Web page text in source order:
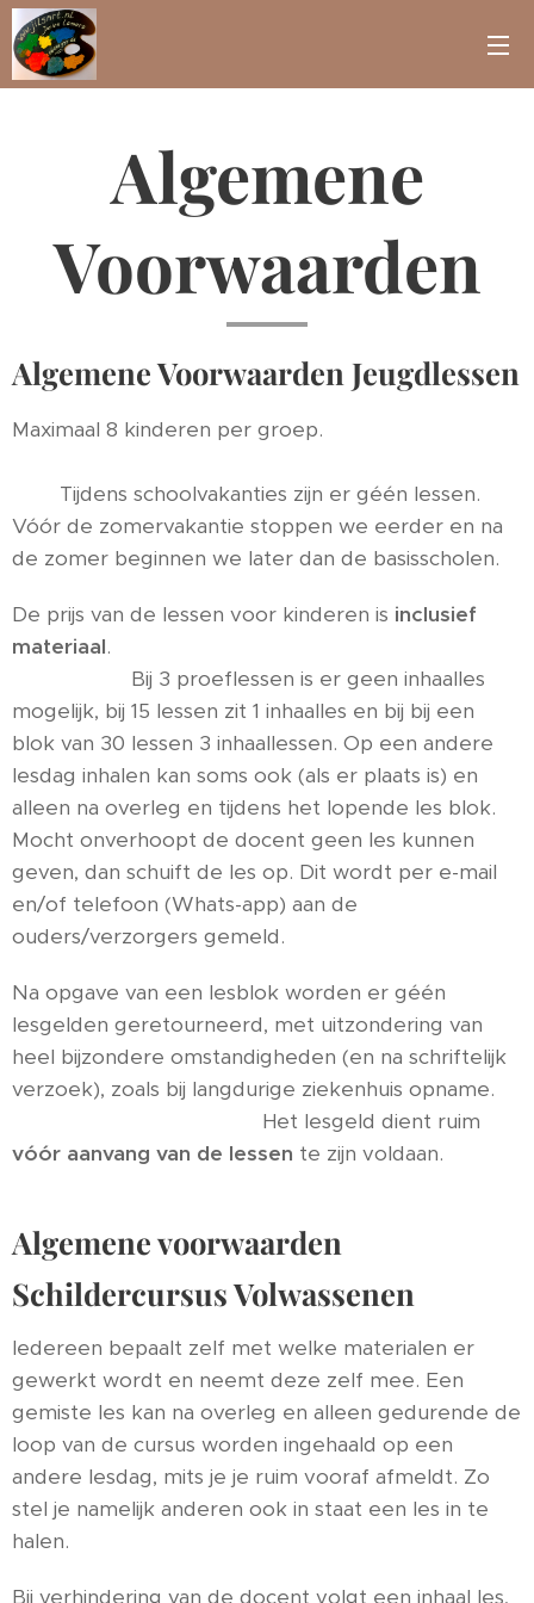
Algemene
Voorwaarden
Algemene Voorwaarden Jeugdlessen
Maximaal 8 kinderen per groep.
Tijdens schoolvakanties zijn er géén lessen.
Vóór de zomervakantie stoppen we eerder en na
de zomer beginnen we later dan de basisscholen.
De prijs van de lessen voor kinderen is inclusief
materiaal.
Bij 3 proeflessen is er geen inhaalles
mogelijk, bij 15 lessen zit 1 inhaalles en bij bij een
blok van 30 lessen 3 inhaallessen. Op een andere
lesdag inhalen kan soms ook (als er plaats is) en
alleen na overleg en tijdens het lopende les blok.
Mocht onverhoopt de docent geen les kunnen
geven, dan schuift de les op. Dit wordt per e-mail
en/of telefoon (Whats-app) aan de
ouders/verzorgers gemeld.
Na opgave van een lesblok worden er géén
lesgelden geretourneerd, met uitzondering van
heel bijzondere omstandigheden (en na schriftelijk
verzoek), zoals bij langdurige ziekenhuis opname.
Het lesgeld dient ruim
vóór aanvang van de lessen te zijn voldaan.
Algemene voorwaarden
Schildercursus Volwassenen
Iedereen bepaalt zelf met welke materialen er
gewerkt wordt en neemt deze zelf mee. Een
gemiste les kan na overleg en alleen gedurende de
loop van de cursus worden ingehaald op een
andere lesdag, mits je je ruim vooraf afmeldt. Zo
stel je namelijk anderen ook in staat een les in te
halen.
Bij verhindering van de docent volgt een inhaal les,